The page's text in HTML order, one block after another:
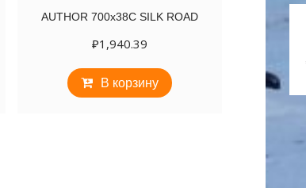
AUTHOR 700х38C SILK ROAD
₽1,940.39
В корзину